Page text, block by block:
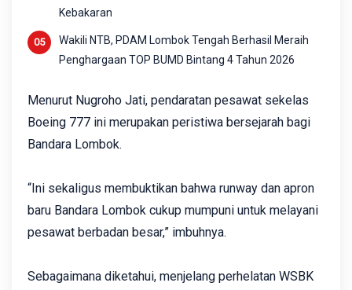
Kebakaran
Wakili NTB, PDAM Lombok Tengah Berhasil Meraih
Penghargaan TOP BUMD Bintang 4 Tahun 2026
Menurut Nugroho Jati, pendaratan pesawat sekelas
Boeing 777 ini merupakan peristiwa bersejarah bagi
Bandara Lombok.
“Ini sekaligus membuktikan bahwa runway dan apron
baru Bandara Lombok cukup mumpuni untuk melayani
pesawat berbadan besar,” imbuhnya.
Sebagaimana diketahui, menjelang perhelatan WSBK